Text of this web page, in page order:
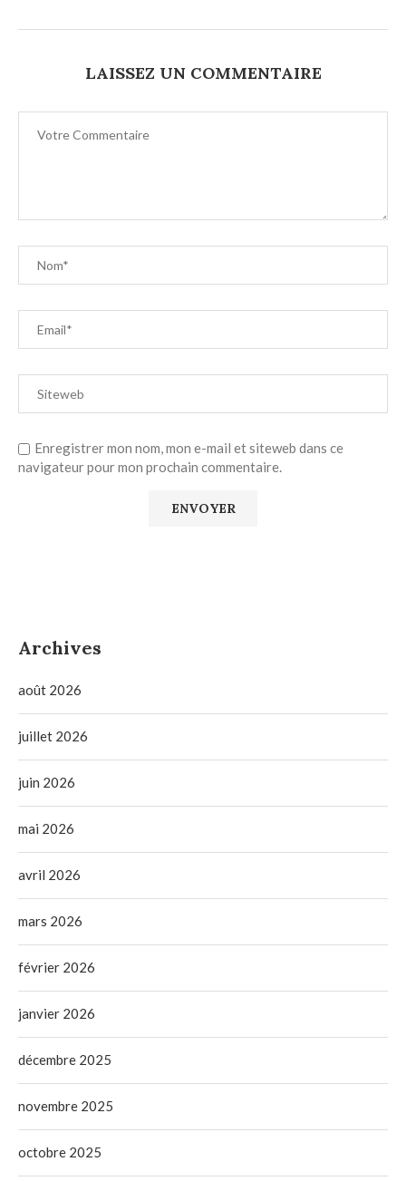
LAISSEZ UN COMMENTAIRE
Enregistrer mon nom, mon e-mail et siteweb dans ce
navigateur pour mon prochain commentaire.
Archives
août 2026
juillet 2026
juin 2026
mai 2026
avril 2026
mars 2026
février 2026
janvier 2026
décembre 2025
novembre 2025
octobre 2025